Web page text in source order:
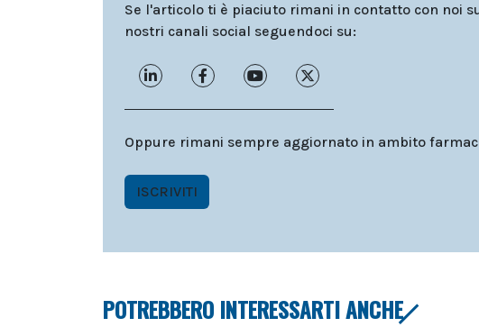
Se l'articolo ti è piaciuto rimani in contatto con noi
nostri canali social seguendoci su:
Oppure rimani sempre aggiornato in ambito
ISCRIVITI
POTREBBERO INTERESSARTI ANCHE